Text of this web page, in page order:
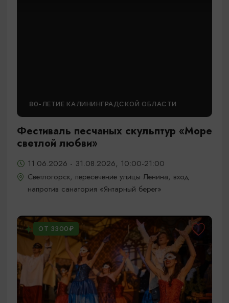
80-ЛЕТИЕ КАЛИНИНГРАДСКОЙ ОБЛАСТИ
Фестиваль песчаных скульптур «Море
светлой любви»
11.06.2026 - 31.08.2026, 10:00-21:00
Светлогорск, пересечение улицы Ленина, вход
напротив санатория «Янтарный берег»
ОТ 3300₽